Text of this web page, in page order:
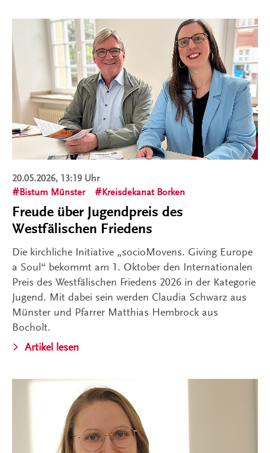
20.05.2026, 13:19 Uhr
Bistum Münster
Kreisdekanat Borken
Freude über Jugendpreis des
Westfälischen Friedens
Die kirchliche Initiative „socioMovens. Giving Europe
a Soul“ bekommt am 1. Oktober den Internationalen
Preis des Westfälischen Friedens 2026 in der Kategorie
Jugend. Mit dabei sein werden Claudia Schwarz aus
Münster und Pfarrer Matthias Hembrock aus
Bocholt.
Artikel lesen